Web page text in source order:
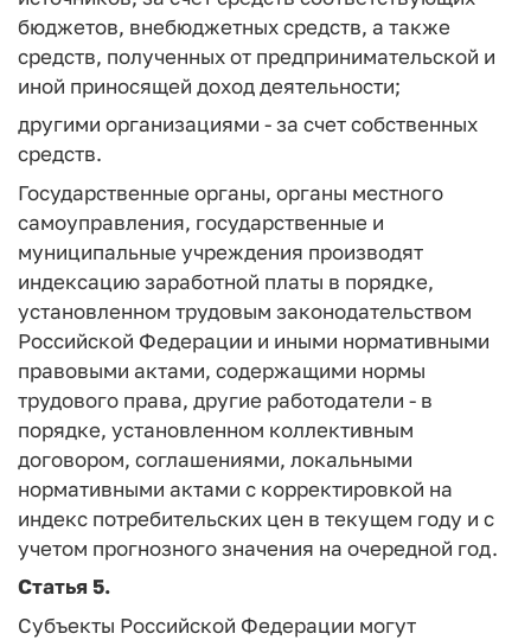
бюджетов, внебюджетных средств, а также
средств, полученных от предпринимательской и
иной приносящей доход деятельности;
другими организациями - за счет собственных
средств.
Государственные органы, органы местного
самоуправления, государственные и
муниципальные учреждения производят
индексацию заработной платы в порядке,
установленном трудовым законодательством
Российской Федерации и иными нормативными
правовыми актами, содержащими нормы
трудового права, другие работодатели - в
порядке, установленном коллективным
договором, соглашениями, локальными
нормативными актами с корректировкой на
индекс потребительских цен в текущем году и с
учетом прогнозного значения на очередной год.
Статья 5.
Субъекты Российской Федерации могут